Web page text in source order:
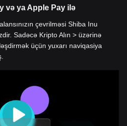
və ya Apple Pay ilə
çevrilməsi Shiba Inu
Sadəcə Kripto Alın > üzərinə
üçün yuxarı naviqasiya